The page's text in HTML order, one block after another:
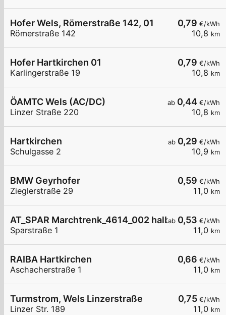
0,79 €/kWh
10,8 km
Hofer Wels, Römerstraße 142, 01
Römerstraße 142
0,79 €/kWh
10,8 km
Hofer Hartkirchen 01
Karlingerstraße 19
ab 0,44 €/kWh
10,8 km
ÖAMTC Wels (AC/DC)
Linzer Straße 220
ab 0,29 €/kWh
10,9 km
Hartkirchen
Schulgasse 2
0,59 €/kWh
11,0 km
BMW Geyrhofer
Zieglerstraße 29
ab 0,53 €/kWh
11,0 km
AT_SPAR Marchtrenk_4614_002 halb öffentlich
Sparstraße 1
0,66 €/kWh
11,0 km
RAIBA Hartkirchen
Aschacherstraße 1
0,75 €/kWh
11,0 km
Turmstrom, Wels Linzerstraße
Linzer Str. 189